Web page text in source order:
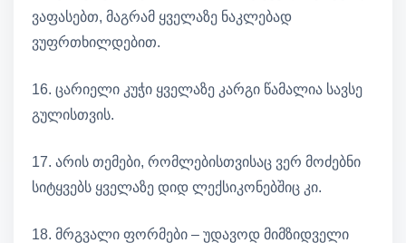
ვაფასებთ, მაგრამ ყველაზე ნაკლებად
ვუფრთხილდებით.
16. ცარიელი კუჭი ყველაზე კარგი წამალია სავსე
გულისთვის.
17. არის თემები, რომლებისთვისაც ვერ მოძებნი
სიტყვებს ყველაზე დიდ ლექსიკონებშიც კი.
18. მრგვალი ფორმები – უდავოდ მიმზიდველი